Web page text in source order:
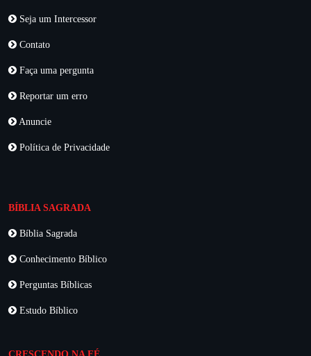
Seja um Intercessor
Contato
Faça uma pergunta
Reportar um erro
Anuncie
Política de Privacidade
BÍBLIA SAGRADA
Bíblia Sagrada
Conhecimento Bíblico
Perguntas Bíblicas
Estudo Bíblico